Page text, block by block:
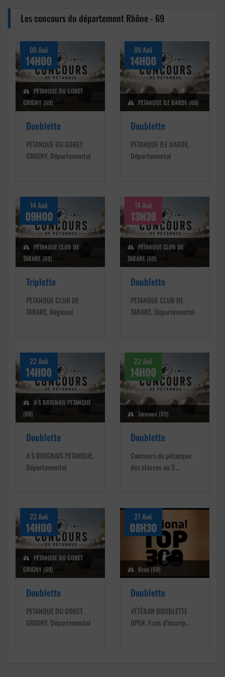
Les concours du département Rhône - 69
08 Aoû
14H00
PETANQUE DU GORET
GRIGNY (69)
Doublette
PETANQUE DU GORET
GRIGNY, Départemental
09 Aoû
14H00
PETANQUE ILE BARBE (69)
Doublette
PETANQUE ILE BARBE,
Départemental
14 Aoû
09H00
PETANQUE CLUB DE
TARARE (69)
Triplette
PETANQUE CLUB DE
TARARE, Régional
14 Aoû
13H30
PETANQUE CLUB DE
TARARE (69)
Doublette
PETANQUE CLUB DE
TARARE, Départemental
22 Aoû
14H00
A S BRIGNAIS PETANQUE
(69)
Doublette
A S BRIGNAIS PETANQUE,
Départemental
22 Aoû
14H00
Jarnioux (69)
Doublette
Concours de pétanque
des classes en 3 …
23 Aoû
14H00
PETANQUE DU GORET
GRIGNY (69)
Doublette
PETANQUE DU GORET
GRIGNY, Départemental
27 Aoû
08H30
Bron (69)
Doublette
VÉTÉRAN DOUBLETTE
OPEN, Frais d'inscrip…